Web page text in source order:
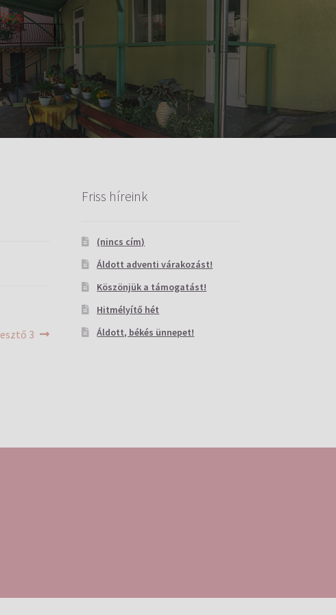
3
Friss híreink
(nincs cím)
Áldott adventi várakozást!
Köszönjük a támogatást!
Hitmélyítő hét
Áldott, békés ünnepet!